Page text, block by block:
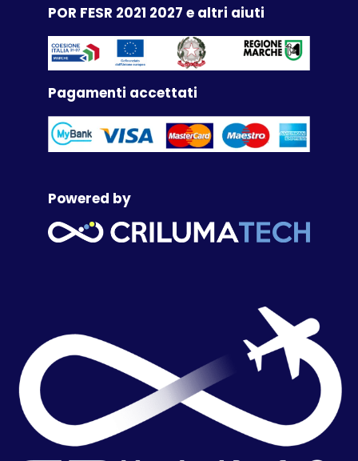
POR FESR 2021 2027 e altri aiuti
Pagamenti accettati
Powered by